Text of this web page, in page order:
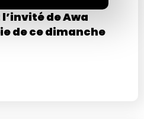
de Awa
de ce dimanche